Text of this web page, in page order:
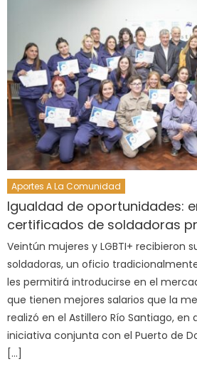
Aportes A La Comunidad
Igualdad de oportunidades:
certificados de soldadoras
Veintún mujeres y LGBTI+ recibieron
soldadoras, un oficio
les permitirá introducirse en el
que tienen mejores salarios que la
realizó en el Astillero Río Santiago, en
iniciativa conjunta con el Puerto de
[…]